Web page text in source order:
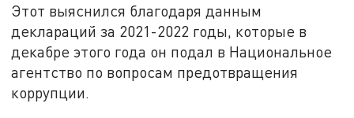
Этот выяснился благодаря данным
деклараций за 2021-2022 годы, которые в
декабре этого года он подал в Национальное
агентство по вопросам предотвращения
коррупции.